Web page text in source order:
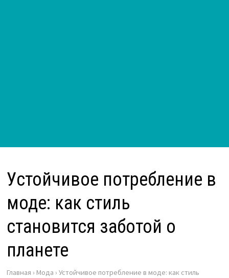
Устойчивое потребление в
моде: как стиль
становится заботой о
планете
Главная › Мода › Устойчивое потребление в моде: как стиль